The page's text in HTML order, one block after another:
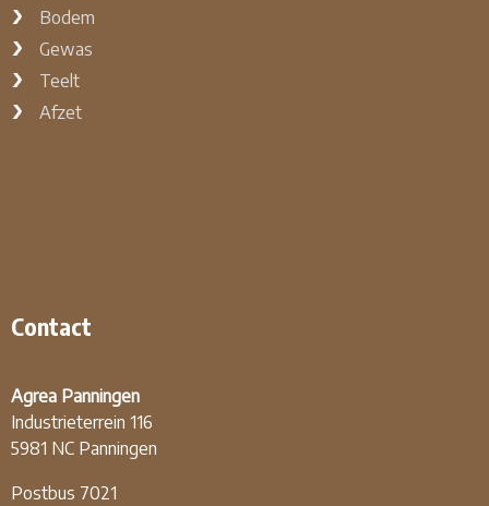
Bodem
Gewas
Teelt
Afzet
Contact
Agrea Panningen
Industrieterrein 116
5981 NC Panningen
Postbus 7021